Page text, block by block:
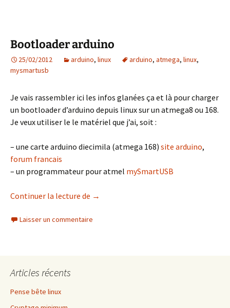
Bootloader arduino
25/02/2012 arduino, linux arduino, atmega, linux,
mysmartusb
Je vais rassembler ici les infos glanées ça et là pour charger
un bootloader d’arduino depuis linux sur un atmega8 ou 168.
Je veux utiliser le le matériel que j’ai, soit :
– une carte arduino diecimila (atmega 168) site arduino,
forum francais
– un programmateur pour atmel mySmartUSB
Continuer la lecture de Bootloader arduino
→
Laisser un commentaire
Articles récents
Pense bête linux